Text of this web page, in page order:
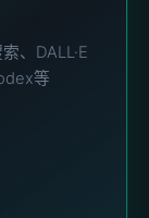
、DALL·E
等